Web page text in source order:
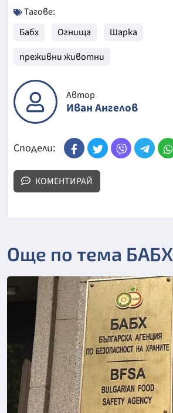
Тагове:
Бабх
Огнища
Шарка
преживни животни
Автор
Иван Ангелов
Сподели:
КОМЕНТИРАЙ
Още по тема БАБХ